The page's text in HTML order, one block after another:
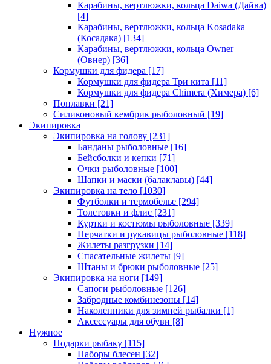
Карабины, вертлюжки, кольца Daiwa (Дайва)
[4]
Карабины, вертлюжки, кольца Kosadaka
(Косадака) [134]
Карабины, вертлюжки, кольца Owner
(Овнер) [36]
Кормушки для фидера [17]
Кормушки для фидера Три кита [11]
Кормушки для фидера Chimera (Химера) [6]
Поплавки [21]
Силиконовый кембрик рыболовный [19]
Экипировка
Экипировка на голову [231]
Банданы рыболовные [16]
Бейсболки и кепки [71]
Очки рыболовные [100]
Шапки и маски (балаклавы) [44]
Экипировка на тело [1030]
Футболки и термобелье [294]
Толстовки и флис [231]
Куртки и костюмы рыболовные [339]
Перчатки и рукавицы рыболовные [118]
Жилеты разгрузки [14]
Спасательные жилеты [9]
Штаны и брюки рыболовные [25]
Экипировка на ноги [149]
Сапоги рыболовные [126]
Забродные комбинезоны [14]
Наколенники для зимней рыбалки [1]
Аксессуары для обуви [8]
Нужное
Подарки рыбаку [115]
Наборы блесен [32]